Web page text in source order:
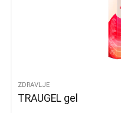
ZDRAVLJE
TRAUGEL gel